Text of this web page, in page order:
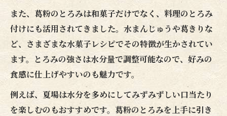
また、葛粉のとろみは和菓子だけでなく、料理のとろみ
付けにも活用されてきました。水まんじゅうや葛きりな
ど、さまざまな水菓子レシピでその特徴が生かされてい
ます。とろみの強さは水分量で調整可能なので、好みの
食感に仕上げやすいのも魅力です。
例えば、夏場は水分を多めにしてみずみずしい口当たり
を楽しむのもおすすめです。葛粉のとろみを上手に引き